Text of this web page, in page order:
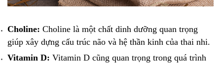
Choline: Choline là một chất dinh dưỡng quan trọng
giúp xây dựng cấu trúc não và hệ thần kinh của thai nhi.
Vitamin D: Vitamin D cũng quan trọng trong quá trình